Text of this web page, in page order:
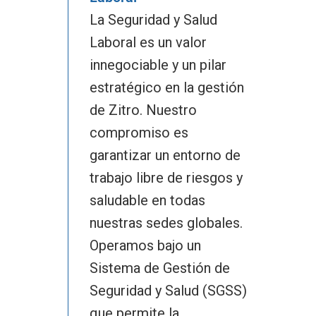
La Seguridad y Salud
Laboral es un valor
innegociable y un pilar
estratégico en la gestión
de Zitro. Nuestro
compromiso es
garantizar un entorno de
trabajo libre de riesgos y
saludable en todas
nuestras sedes globales.
Operamos bajo un
Sistema de Gestión de
Seguridad y Salud (SGSS)
Slots
Fantasy
Fantasy Mine
Lion Falls
Brave Dragon
Gold Space
Concept Prime
Spin Fu
Rainbow Birds
Octo Gold
Haunted Fortune
Concept Prime-J
Spin Fu
Rainbow Birds
Octo Gold
Merging Fu Pots
Triple Charm
Altius Glare
Pearl´s Paradise
Allure Glare
Gabinetes
Fantasy
Concept
Concept Prime-J
Concept Deluxe
Altius Glare
Illusion Glare
One
Fusion One
Hostelería
Bingo
Librería De Juegos
Series Dragon Win
Series Dragon Lamp 3
Digital
Sobre Nosotros
Juegos
Noticias
Únete A Zitro